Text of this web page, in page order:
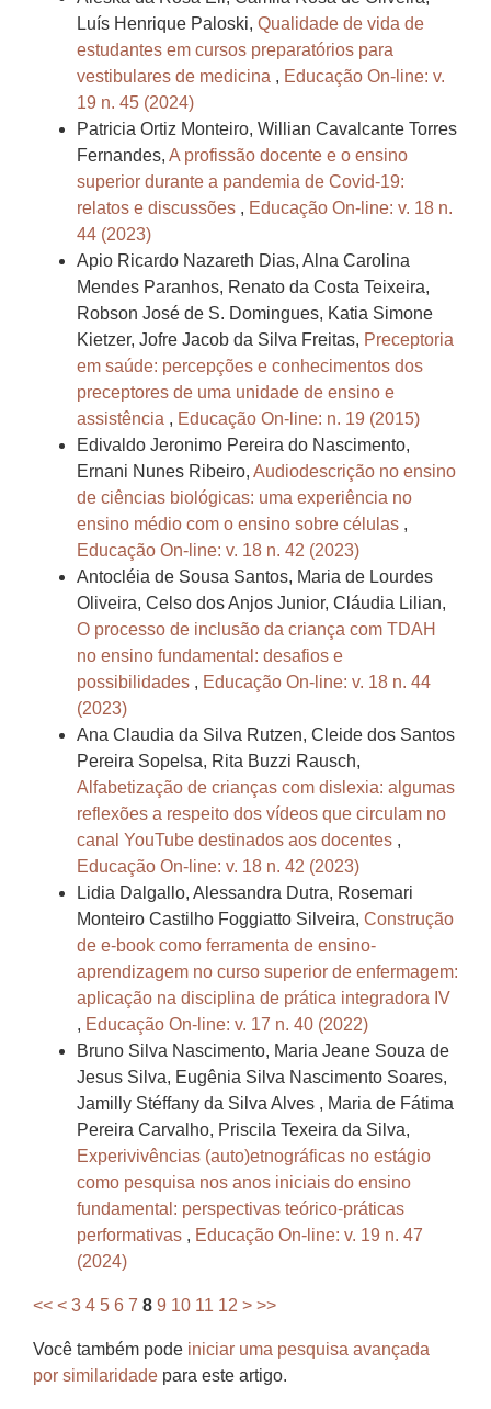
Luís Henrique Paloski, Qualidade de vida de
estudantes em cursos preparatórios para
vestibulares de medicina , Educação On-line: v.
19 n. 45 (2024)
Patricia Ortiz Monteiro, Willian Cavalcante Torres
Fernandes, A profissão docente e o ensino
superior durante a pandemia de Covid-19:
relatos e discussões , Educação On-line: v. 18 n.
44 (2023)
Apio Ricardo Nazareth Dias, Alna Carolina
Mendes Paranhos, Renato da Costa Teixeira,
Robson José de S. Domingues, Katia Simone
Kietzer, Jofre Jacob da Silva Freitas, Preceptoria
em saúde: percepções e conhecimentos dos
preceptores de uma unidade de ensino e
assistência , Educação On-line: n. 19 (2015)
Edivaldo Jeronimo Pereira do Nascimento,
Ernani Nunes Ribeiro, Audiodescrição no ensino
de ciências biológicas: uma experiência no
ensino médio com o ensino sobre células ,
Educação On-line: v. 18 n. 42 (2023)
Antocléia de Sousa Santos, Maria de Lourdes
Oliveira, Celso dos Anjos Junior, Cláudia Lilian,
O processo de inclusão da criança com TDAH
no ensino fundamental: desafios e
possibilidades , Educação On-line: v. 18 n. 44
(2023)
Ana Claudia da Silva Rutzen, Cleide dos Santos
Pereira Sopelsa, Rita Buzzi Rausch,
Alfabetização de crianças com dislexia: algumas
reflexões a respeito dos vídeos que circulam no
canal YouTube destinados aos docentes ,
Educação On-line: v. 18 n. 42 (2023)
Lidia Dalgallo, Alessandra Dutra, Rosemari
Monteiro Castilho Foggiatto Silveira, Construção
de e-book como ferramenta de ensino-
aprendizagem no curso superior de enfermagem:
aplicação na disciplina de prática integradora IV
, Educação On-line: v. 17 n. 40 (2022)
Bruno Silva Nascimento, Maria Jeane Souza de
Jesus Silva, Eugênia Silva Nascimento Soares,
Jamilly Stéffany da Silva Alves , Maria de Fátima
Pereira Carvalho, Priscila Texeira da Silva,
Experivivências (auto)etnográficas no estágio
como pesquisa nos anos iniciais do ensino
fundamental: perspectivas teórico-práticas
performativas , Educação On-line: v. 19 n. 47
(2024)
<< < 3 4 5 6 7 8 9 10 11 12 > >>
Você também pode iniciar uma pesquisa avançada
por similaridade para este artigo.